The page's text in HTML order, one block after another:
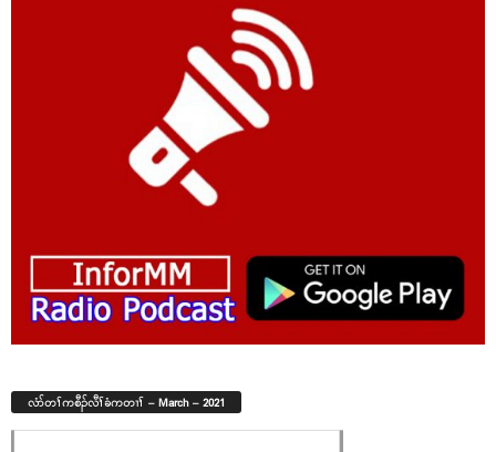
လံာ်တၢ်ကစီၣ်လီၢ်ခံကတၢၢ် – March – 2021